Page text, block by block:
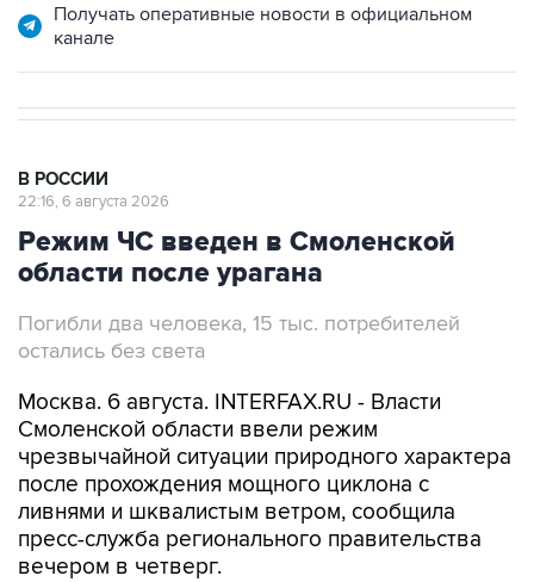
Получать оперативные новости в официальном
канале
В РОССИИ
22:16, 6 августа 2026
Режим ЧС введен в Смоленской
области после урагана
Погибли два человека, 15 тыс. потребителей
остались без света
Москва. 6 августа. INTERFAX.RU - Власти
Смоленской области ввели режим
чрезвычайной ситуации природного характера
после прохождения мощного циклона с
ливнями и шквалистым ветром, сообщила
пресс-служба регионального правительства
вечером в четверг.